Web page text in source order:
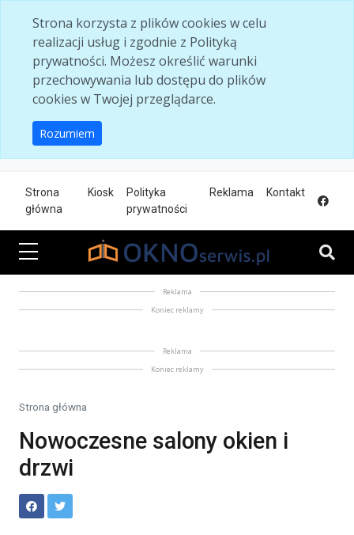
Strona korzysta z plików cookies w celu
realizacji usług i zgodnie z Polityką
prywatności. Możesz określić warunki
przechowywania lub dostępu do plików
cookies w Twojej przeglądarce.
Rozumiem
Strona
główna
Kiosk
Polityka
prywatności
Reklama Kontakt
Reklama
Koniec reklamy
Reklama
Koniec reklamy
Strona główna
Nowoczesne salony okien i
drzwi